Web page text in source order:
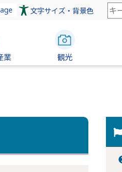
文字サイズ・背景色
検
索
ー
業 観光